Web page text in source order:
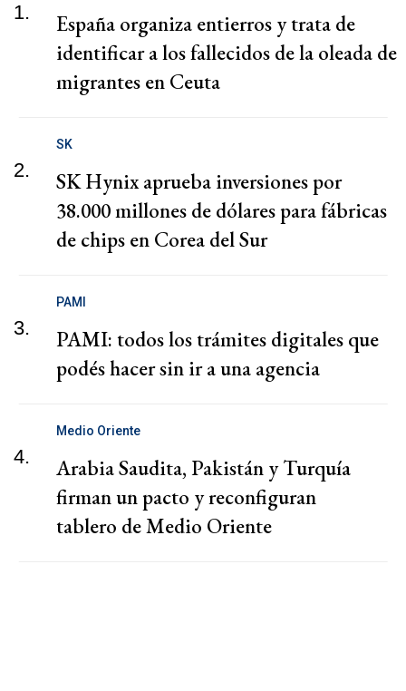
1.
España organiza entierros y trata de
identificar a los fallecidos de la oleada de
migrantes en Ceuta
2.
SK
SK Hynix aprueba inversiones por
38.000 millones de dólares para fábricas
de chips en Corea del Sur
3.
PAMI
PAMI: todos los trámites digitales que
podés hacer sin ir a una agencia
4.
Medio Oriente
Arabia Saudita, Pakistán y Turquía
firman un pacto y reconfiguran
tablero de Medio Oriente